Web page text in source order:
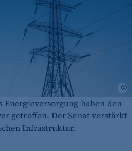
Energieversorgung haben den
getroffen. Der Senat verstärkt
Infrastruktur.